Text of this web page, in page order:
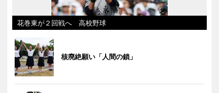
花巻東が２回戦へ 高校野球
核廃絶願い「人間の鎖」